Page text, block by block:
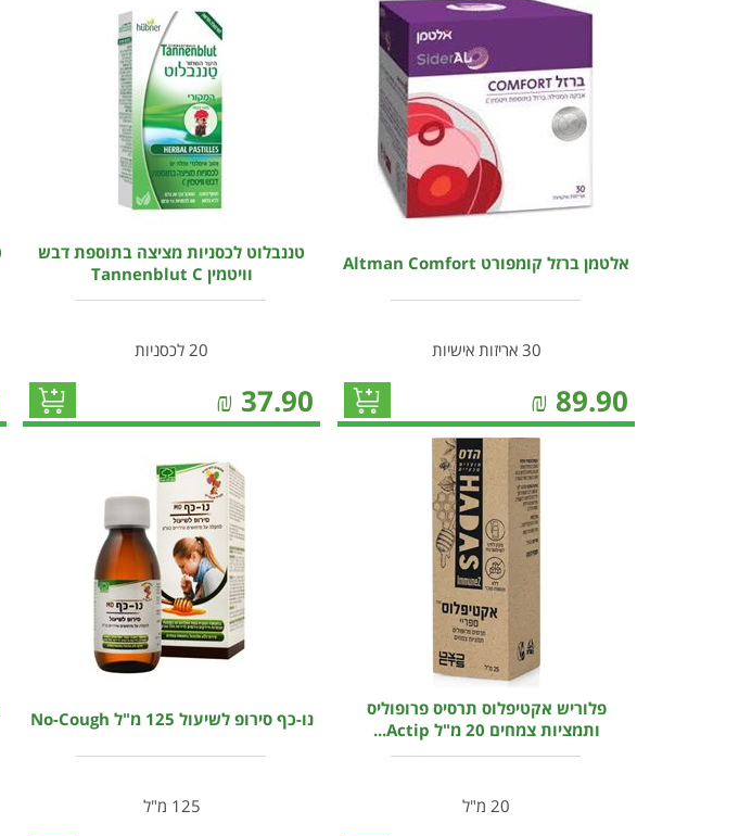
אלטמן ברזל קומפורט Altman Comfort
30 אריזות אישיות
89.90
₪
טננבלוט לכסניות מציצה בתוספת דבש
וויטמין Tannenblut C
20 לכסניות
37.90
₪
פלוריש אקטיפלוס תרסיס פרופוליס
ותמציות צמחים 20 מ"ל Actip...
20 מ"ל
נו-כף סירופ לשיעול 125 מ"ל No-Cough
125 מ"ל